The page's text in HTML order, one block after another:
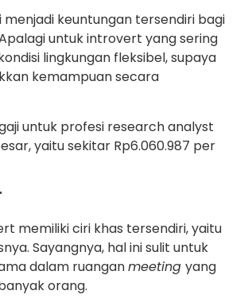
menjadi keuntungan tersendiri bagi
untuk introvert yang sering
lingkungan fleksibel, supaya
kemampuan secara
untuk profesi research analyst
yaitu sekitar Rp6.060.987 per
memiliki ciri khas tersendiri, yaitu
Sayangnya, hal ini sulit untuk
dalam ruanganmeeting yang
orang.